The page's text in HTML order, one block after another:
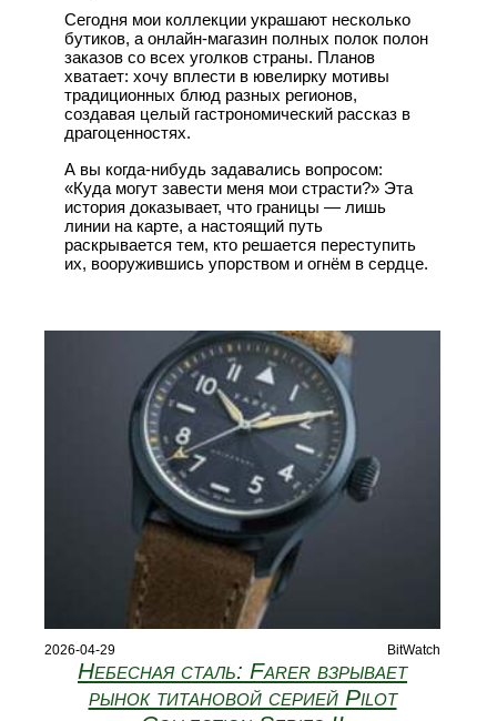
Сегодня мои коллекции украшают несколько
бутиков, а онлайн‑магазин полных полок полон
заказов со всех уголков страны. Планов
хватает: хочу вплести в ювелирку мотивы
традиционных блюд разных регионов,
создавая целый гастрономический рассказ в
драгоценностях.
А вы когда‑нибудь задавались вопросом:
«Куда могут завести меня мои страсти?» Эта
история доказывает, что границы — лишь
линии на карте, а настоящий путь
раскрывается тем, кто решается переступить
их, вооружившись упорством и огнём в сердце.
2026-04-29 BitWatch
Небесная сталь: Farer взрывает
рынок титановой серией Pilot